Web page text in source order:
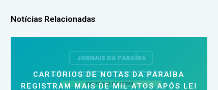
Notícias Relacionadas
CARTÓRIOS DE NOTAS DA PARAÍBA
REGISTRAM MAIS DE MIL ATOS APÓS LEI